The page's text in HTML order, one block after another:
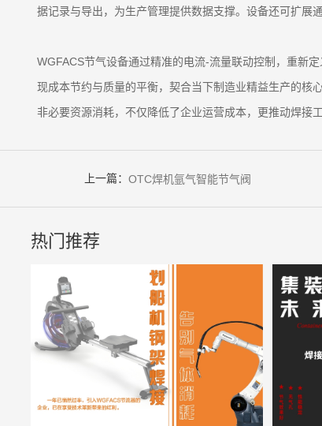
据记录与导出，为生产管理提供数据支撑。设备还可扩展
WGFACS节气设备通过精准的电流-流量联动控制，重新
现成本节约与质量的平衡，契合当下制造业精益生产的核
非必要资源消耗，不仅降低了企业运营成本，更推动焊接
上一篇： OTC焊机氩气智能节气阀
热门推荐